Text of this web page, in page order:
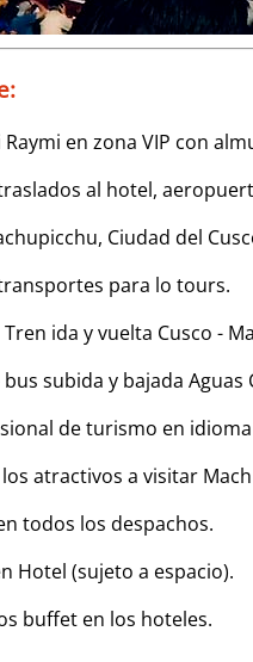
en zona VIP con
al hotel,
Ciudad del
para lo tours.
Tren ida y vuelta Cusco -
bus subida y bajada
de turismo en
atractivos a visitar
todos los despachos.
Hotel (sujeto a espacio).
buffet en los hoteles.